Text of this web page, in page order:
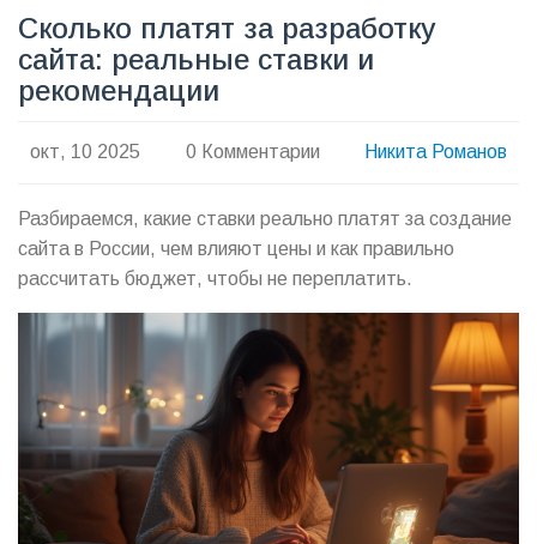
Сколько платят за разработку
сайта: реальные ставки и
рекомендации
окт, 10 2025 0 Комментарии Никита Романов
Разбираемся, какие ставки реально платят за создание
сайта в России, чем влияют цены и как правильно
рассчитать бюджет, чтобы не переплатить.